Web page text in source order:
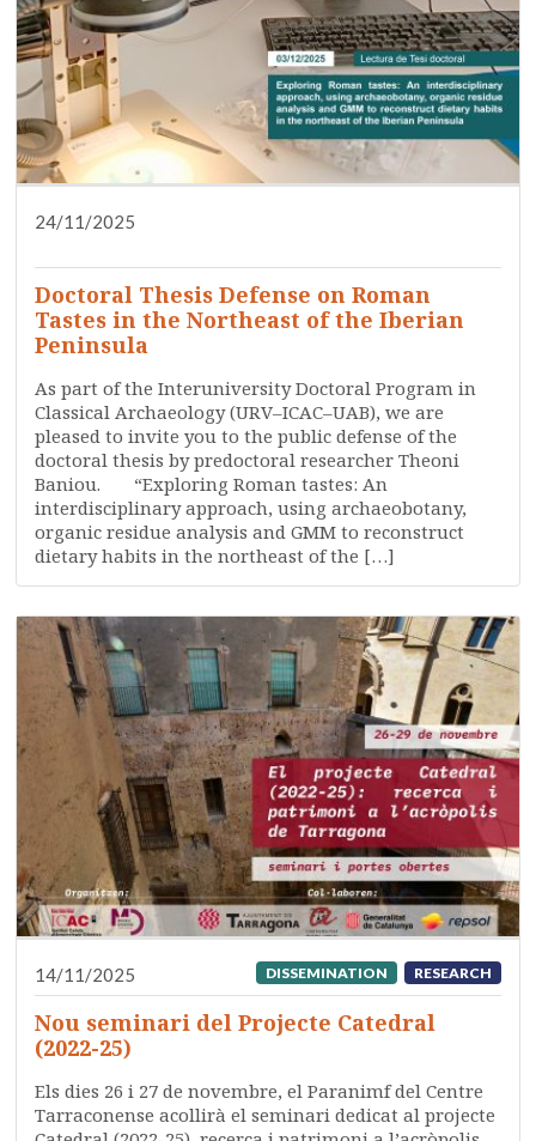
24/11/2025
Doctoral Thesis Defense on Roman
Tastes in the Northeast of the Iberian
Peninsula
As part of the Interuniversity Doctoral Program in
Classical Archaeology (URV–ICAC–UAB), we are
pleased to invite you to the public defense of the
doctoral thesis by predoctoral researcher Theoni
Baniou. “Exploring Roman tastes: An
interdisciplinary approach, using archaeobotany,
organic residue analysis and GMM to reconstruct
dietary habits in the northeast of the […]
14/11/2025 DISSEMINATION RESEARCH
Nou seminari del Projecte Catedral
(2022-25)
Els dies 26 i 27 de novembre, el Paranimf del Centre
Tarraconense acollirà el seminari dedicat al projecte